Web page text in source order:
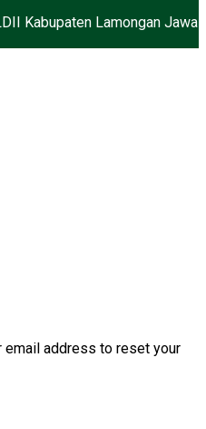
Kabupaten Lamongan Jawa
email address to reset your